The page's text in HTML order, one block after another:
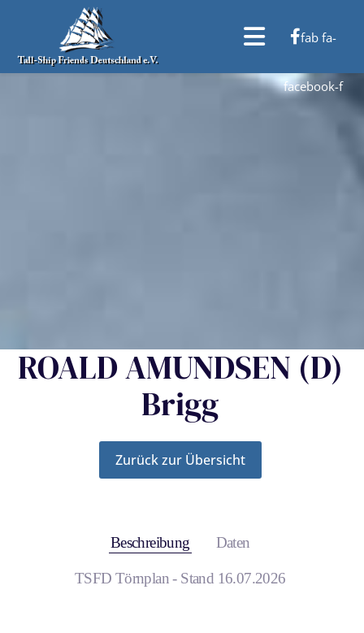
fab fa-
facebook-f
ROALD AMUNDSEN (D)
Brigg
Zurück zur Übersicht
Beschreibung Daten
TSFD Törnplan - Stand 16.07.2026